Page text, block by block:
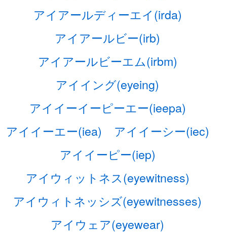
アイアールディーエイ(irda)
アイアールビー(irb)
アイアールビーエム(irbm)
アイイング(eyeing)
アイイーイーピーエー(ieepa)
アイイーエー(iea)
アイイーシー(iec)
アイイーピー(iep)
アイウィットネス(eyewitness)
アイウィトネッシズ(eyewitnesses)
アイウェア(eyewear)